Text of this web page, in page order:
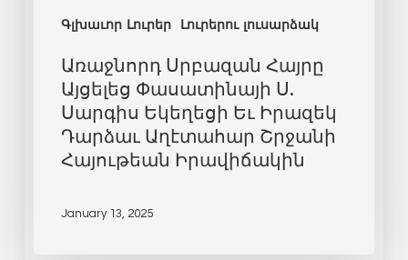
Գլխաւոր Լուրեր Լուրերու լուսարձակ
Առաջնորդ Սրբազան Հայրը
Այցելեց Փասատինայի Ս.
Սարգիս Եկեղեցի Եւ Իրազեկ
Դարձաւ Աղէտահար Շրջանի
Հայութեան Իրավիճակին
January 13, 2025